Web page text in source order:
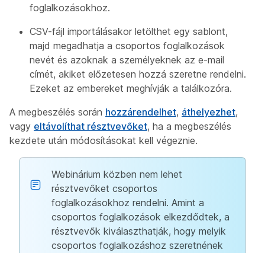
foglalkozásokhoz.
CSV-fájl importálásakor letölthet egy sablont,
majd megadhatja a csoportos foglalkozások
nevét és azoknak a személyeknek az e-mail
címét, akiket előzetesen hozzá szeretne rendelni.
Ezeket az embereket meghívják a találkozóra.
A megbeszélés során hozzárendelhet, áthelyezhet,
vagy eltávolíthat résztvevőket, ha a megbeszélés
kezdete után módosításokat kell végeznie.
Webinárium közben nem lehet
résztvevőket csoportos
foglalkozásokhoz rendelni. Amint a
csoportos foglalkozások elkezdődtek, a
résztvevők kiválaszthatják, hogy melyik
csoportos foglalkozáshoz szeretnének